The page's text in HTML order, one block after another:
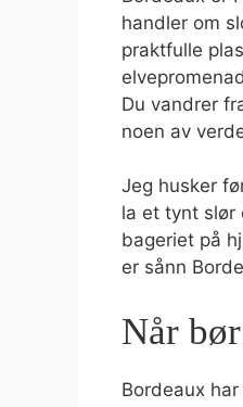
handler om
praktfulle
Du vandrer
noen av
Jeg husker
la et tynt slør
bageriet på
er sånn
Når
Bordeaux